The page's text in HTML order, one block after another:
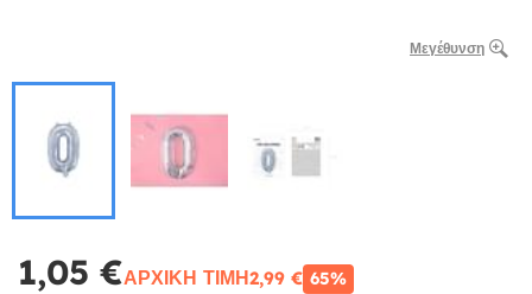
Μεγέθυνση
1,05 €ΑΡΧΙΚΉ ΤΙΜΉ2,99 € 65%